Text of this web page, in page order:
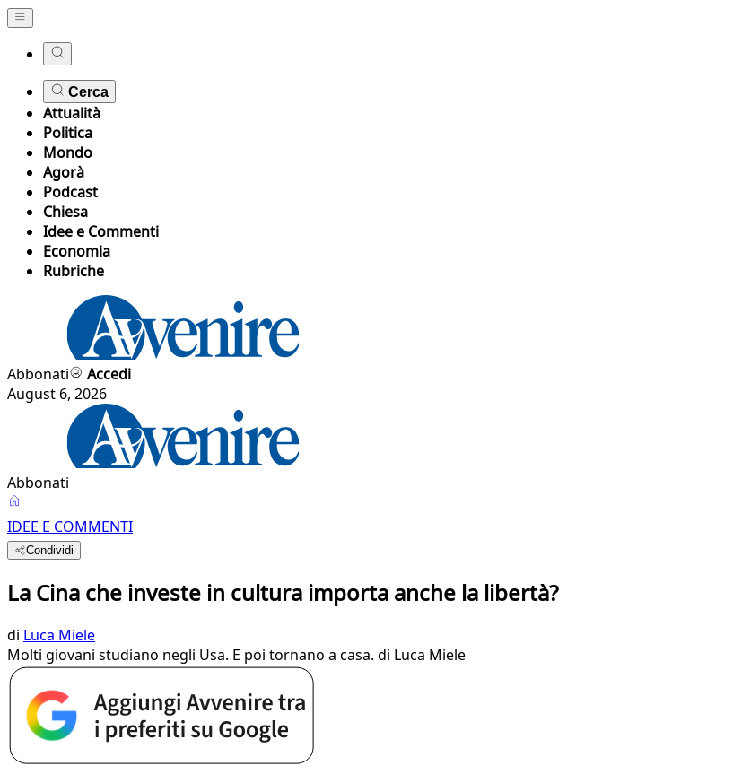
Cerca
Attualità
Politica
Mondo
Agorà
Podcast
Chiesa
Idee e Commenti
Economia
Rubriche
Abbonati
Accedi
August 6, 2026
Abbonati
IDEE E COMMENTI
Condividi
La Cina che investe in cultura importa anche la libertà?
di Luca Miele
Molti giovani studiano negli Usa. E poi tornano a casa. di Luca Miele